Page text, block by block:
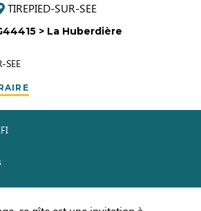
TIREPIED-SUR-SEE
> La Huberdière
SEE